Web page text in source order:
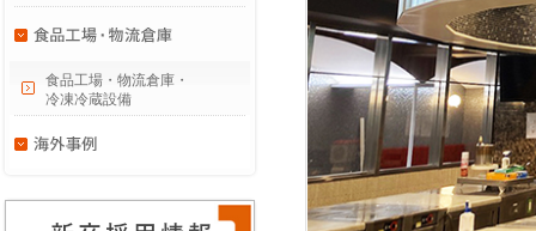
食品工場・物流倉庫・
冷凍冷蔵設備